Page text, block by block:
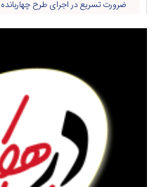
ضرورت تسریع در اجرای طرح